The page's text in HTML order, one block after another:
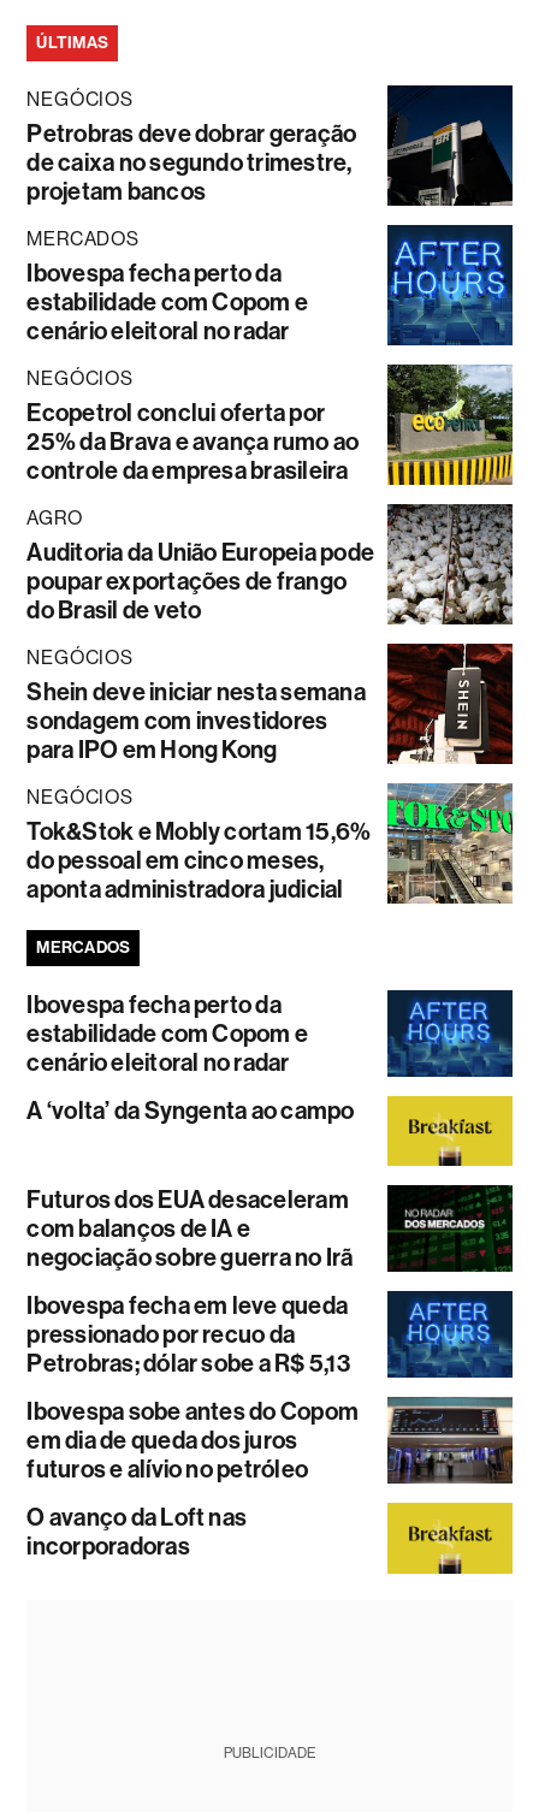
ÚLTIMAS
NEGÓCIOS
Petrobras deve dobrar geração
de caixa no segundo trimestre,
projetam bancos
MERCADOS
Ibovespa fecha perto da
estabilidade com Copom e
cenário eleitoral no radar
NEGÓCIOS
Ecopetrol conclui oferta por
25% da Brava e avança rumo ao
controle da empresa brasileira
AGRO
Auditoria da União Europeia pode
poupar exportações de frango
do Brasil de veto
NEGÓCIOS
Shein deve iniciar nesta semana
sondagem com investidores
para IPO em Hong Kong
NEGÓCIOS
Tok&Stok e Mobly cortam 15,6%
do pessoal em cinco meses,
aponta administradora judicial
MERCADOS
Ibovespa fecha perto da
estabilidade com Copom e
cenário eleitoral no radar
A ‘volta’ da Syngenta ao campo
Futuros dos EUA desaceleram
com balanços de IA e
negociação sobre guerra no Irã
Ibovespa fecha em leve queda
pressionado por recuo da
Petrobras; dólar sobe a R$ 5,13
Ibovespa sobe antes do Copom
em dia de queda dos juros
futuros e alívio no petróleo
O avanço da Loft nas
incorporadoras
PUBLICIDADE